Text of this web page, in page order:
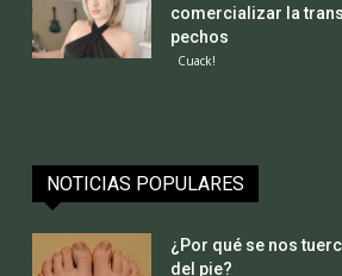
comercializar la
pechos
Cuack!
NOTICIAS POPULARES
¿Por qué se nos
del pie?